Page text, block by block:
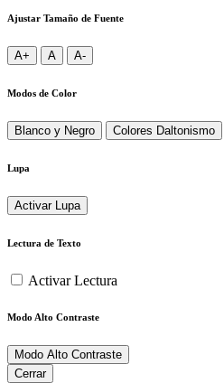
Ajustar Tamaño de Fuente
A+ A A-
Modos de Color
Blanco y Negro Colores Daltonismo
Lupa
Activar Lupa
Lectura de Texto
Activar Lectura
Modo Alto Contraste
Modo Alto Contraste
Cerrar